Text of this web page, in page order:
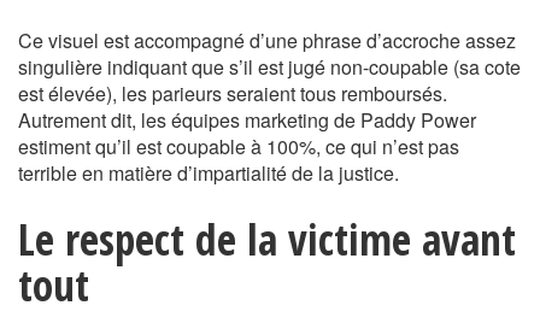
Ce visuel est accompagné d’une phrase d’accroche assez
singulière indiquant que s’il est jugé non-coupable (sa cote
est élevée), les parieurs seraient tous remboursés.
Autrement dit, les équipes marketing de Paddy Power
estiment qu’il est coupable à 100%, ce qui n’est pas
terrible en matière d’impartialité de la justice.
Le respect de la victime avant
tout